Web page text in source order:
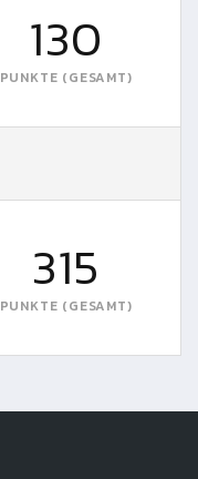
130
PUNKTE (GESAMT)
315
PUNKTE (GESAMT)